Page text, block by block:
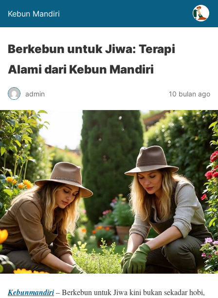
Kebun Mandiri
Berkebun untuk Jiwa: Terapi
Alami dari Kebun Mandiri
admin 10 bulan ago
Kebunmandiri– Berkebun untuk Jiwa kini bukan sekadar hobi,